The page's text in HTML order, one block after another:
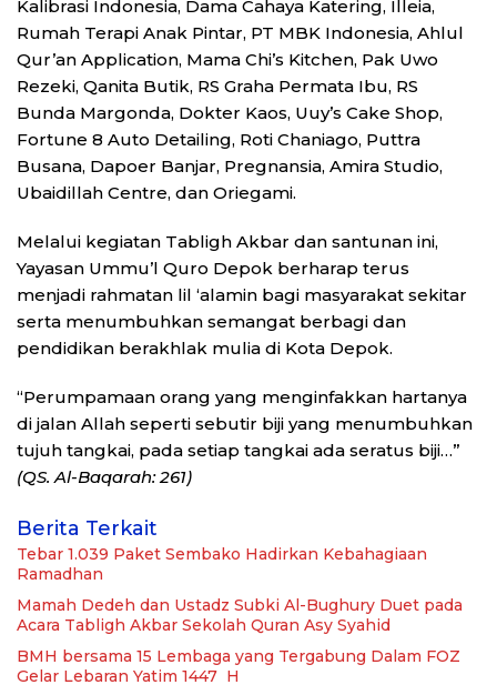
Kalibrasi Indonesia, Dama Cahaya Katering, Illeia,
Rumah Terapi Anak Pintar, PT MBK Indonesia, Ahlul
Qur’an Application, Mama Chi’s Kitchen, Pak Uwo
Rezeki, Qanita Butik, RS Graha Permata Ibu, RS
Bunda Margonda, Dokter Kaos, Uuy’s Cake Shop,
Fortune 8 Auto Detailing, Roti Chaniago, Puttra
Busana, Dapoer Banjar, Pregnansia, Amira Studio,
Ubaidillah Centre, dan Oriegami.
Melalui kegiatan Tabligh Akbar dan santunan ini,
Yayasan Ummu’l Quro Depok berharap terus
menjadi rahmatan lil ‘alamin bagi masyarakat sekitar
serta menumbuhkan semangat berbagi dan
pendidikan berakhlak mulia di Kota Depok.
“Perumpamaan orang yang menginfakkan hartanya
di jalan Allah seperti sebutir biji yang menumbuhkan
tujuh tangkai, pada setiap tangkai ada seratus biji…”
(QS. Al-Baqarah: 261)
Berita Terkait
Tebar 1.039 Paket Sembako Hadirkan Kebahagiaan
Ramadhan
Mamah Dedeh dan Ustadz Subki Al-Bughury Duet pada
Acara Tabligh Akbar Sekolah Quran Asy Syahid
BMH bersama 15 Lembaga yang Tergabung Dalam FOZ
Gelar Lebaran Yatim 1447 H